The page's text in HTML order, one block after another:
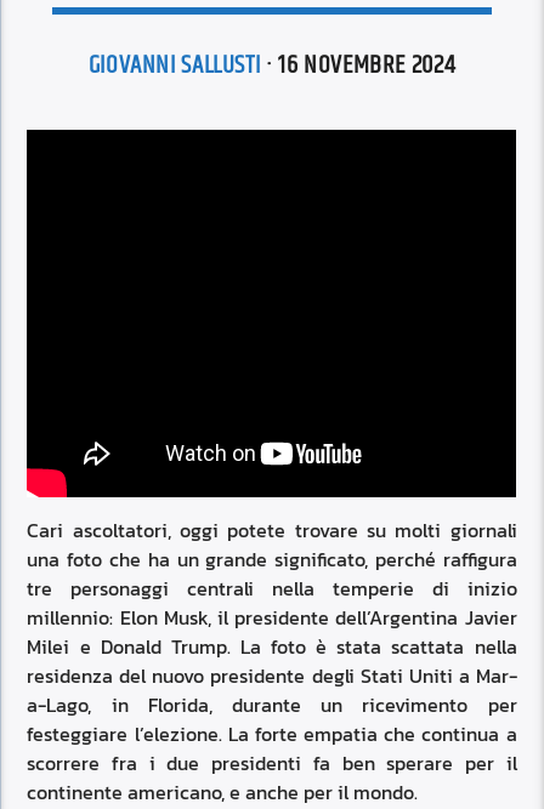
GIOVANNI SALLUSTI· 16 NOVEMBRE 2024
Cari ascoltatori, oggi potete trovare su molti giornali
una foto che ha un grande significato, perché raffigura
tre personaggi centrali nella temperie di inizio
millennio: Elon Musk, il presidente dell’Argentina Javier
Milei e Donald Trump. La foto è stata scattata nella
residenza del nuovo presidente degli Stati Uniti a Mar-
a-Lago, in Florida, durante un ricevimento per
festeggiare l’elezione. La forte empatia che continua a
scorrere fra i due presidenti fa ben sperare per il
continente americano, e anche per il mondo.